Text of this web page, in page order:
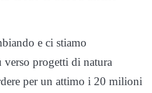
e ci stiamo
progetti di natura
per un attimo i 20 milioni